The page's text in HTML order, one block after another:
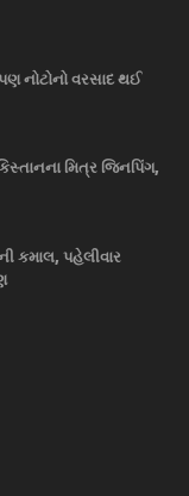
નોટોનો વરસાદ થઈ
મિત્ર જિનપિંગ,
કમાલ, પહેલીવાર